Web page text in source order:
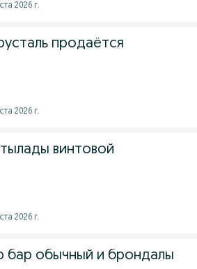
2026 г.
продаётся
2026 г.
винтовой
2026 г.
бар обычный и брондалы